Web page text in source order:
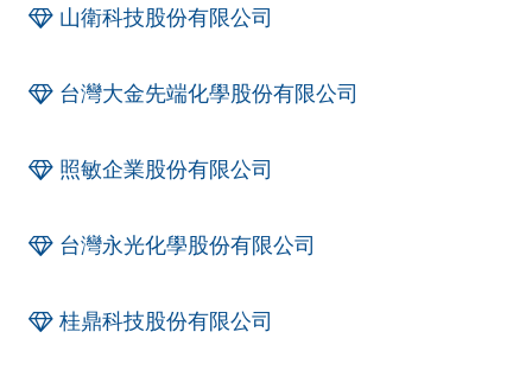
山衛科技股份有限公司
台灣大金先端化學股份有限公司
照敏企業股份有限公司
台灣永光化學股份有限公司
桂鼎科技股份有限公司